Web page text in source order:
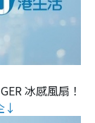
冰感風扇！
↓